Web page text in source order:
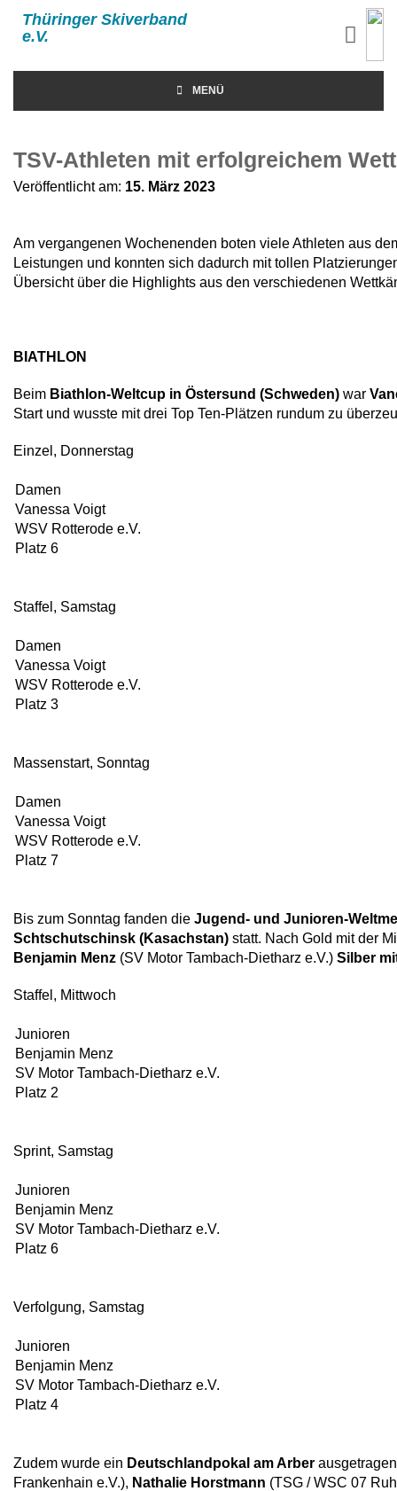
Thüringer Skiverband
e.V.
MENÜ
TSV-Athleten mit erfolgreichem
Veröffentlicht am: 15. März 2023
Am vergangenen Wochenenden boten viele Athleten aus
Leistungen und konnten sich dadurch mit tollen
Übersicht über die Highlights aus den verschiedenen
BIATHLON
Beim Biathlon-Weltcup in Östersund (Schweden) war
Start und wusste mit drei Top Ten-Plätzen rundum zu
Einzel, Donnerstag
Damen
Vanessa Voigt
WSV Rotterode e.V.
Platz 6
Staffel, Samstag
Damen
Vanessa Voigt
WSV Rotterode e.V.
Platz 3
Massenstart, Sonntag
Damen
Vanessa Voigt
WSV Rotterode e.V.
Platz 7
Bis zum Sonntag fanden die Jugend- und Junioren-
Schtschutschinsk (Kasachstan) statt. Nach Gold mit der
Benjamin Menz (SV Motor Tambach-Dietharz e.V.) Silber
Staffel, Mittwoch
Junioren
Benjamin Menz
SV Motor Tambach-Dietharz e.V.
Platz 2
Sprint, Samstag
Junioren
Benjamin Menz
SV Motor Tambach-Dietharz e.V.
Platz 6
Verfolgung, Samstag
Junioren
Benjamin Menz
SV Motor Tambach-Dietharz e.V.
Platz 4
Zudem wurde ein Deutschlandpokal am Arber
Frankenhain e.V.), Nathalie Horstmann (TSG / WSC 07